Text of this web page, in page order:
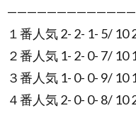
１番人気 2- 2- 1- 5/ 10
２番人気 1- 2- 0- 7/ 10
３番人気 1- 0- 0- 9/ 10
４番人気 2- 0- 0- 8/ 10